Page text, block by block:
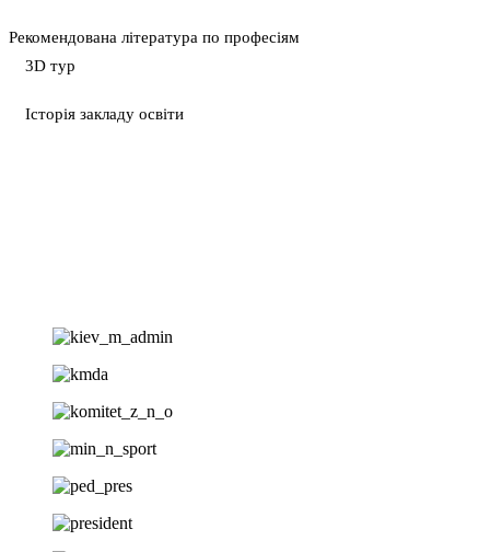
Рекомендована література по професіям
3D тур
Історія закладу освіти